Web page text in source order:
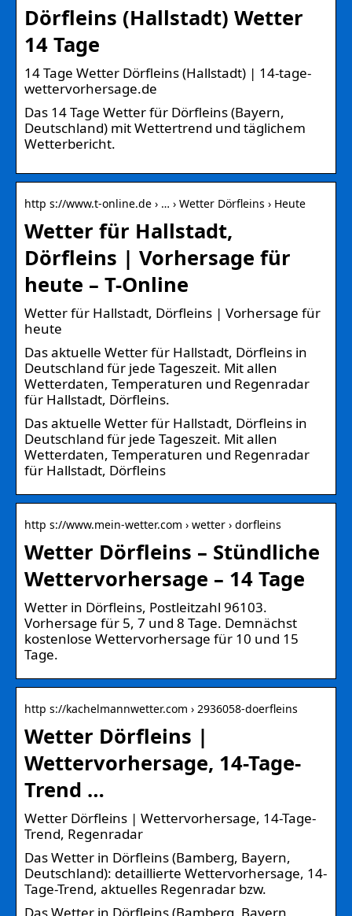
Dörfleins (Hallstadt) Wetter
14 Tage
14 Tage Wetter Dörfleins (Hallstadt) | 14-tage-
wettervorhersage.de
Das 14 Tage Wetter für Dörfleins (Bayern,
Deutschland) mit Wettertrend und täglichem
Wetterbericht.
http s://www.t-online.de › … › Wetter Dörfleins › Heute
Wetter für Hallstadt,
Dörfleins | Vorhersage für
heute – T-Online
Wetter für Hallstadt, Dörfleins | Vorhersage für
heute
Das aktuelle Wetter für Hallstadt, Dörfleins in
Deutschland für jede Tageszeit. Mit allen
Wetterdaten, Temperaturen und Regenradar
für Hallstadt, Dörfleins.
Das aktuelle Wetter für Hallstadt, Dörfleins in
Deutschland für jede Tageszeit. Mit allen
Wetterdaten, Temperaturen und Regenradar
für Hallstadt, Dörfleins
http s://www.mein-wetter.com › wetter › dorfleins
Wetter Dörfleins – Stündliche
Wettervorhersage – 14 Tage
Wetter in Dörfleins, Postleitzahl 96103.
Vorhersage für 5, 7 und 8 Tage. Demnächst
kostenlose Wettervorhersage für 10 und 15
Tage.
http s://kachelmannwetter.com › 2936058-doerfleins
Wetter Dörfleins |
Wettervorhersage, 14-Tage-
Trend …
Wetter Dörfleins | Wettervorhersage, 14-Tage-
Trend, Regenradar
Das Wetter in Dörfleins (Bamberg, Bayern,
Deutschland): detaillierte Wettervorhersage, 14-
Tage-Trend, aktuelles Regenradar bzw.
Das Wetter in Dörfleins (Bamberg, Bayern,